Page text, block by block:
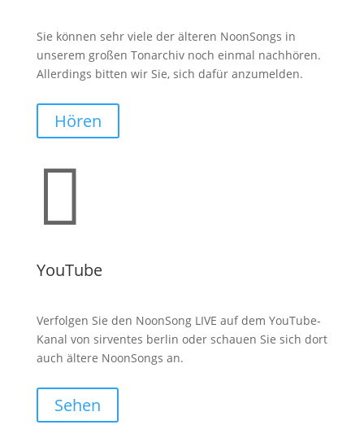
Sie können sehr viele der älteren NoonSongs in
unserem großen Tonarchiv noch einmal nachhören.
Allerdings bitten wir Sie, sich dafür anzumelden.
Hören

YouTube
Verfolgen Sie den NoonSong LIVE auf dem YouTube-
Kanal von sirventes berlin oder schauen Sie sich dort
auch ältere NoonSongs an.
Sehen